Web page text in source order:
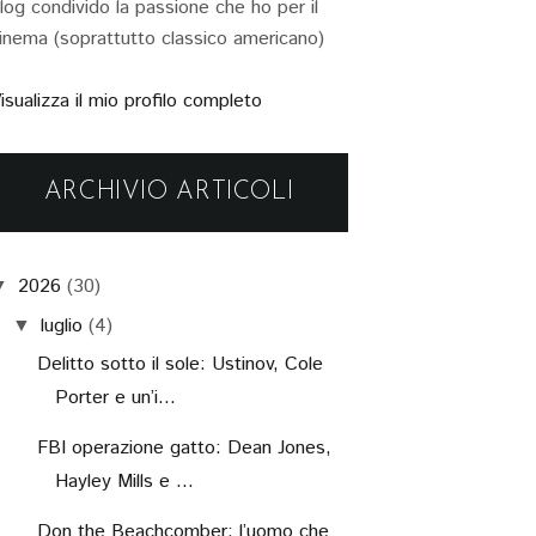
condivido la passione che ho per il
(soprattutto classico americano)
il mio profilo completo
ARCHIVIO ARTICOLI
2026 (30)
▼ luglio (4)
Delitto sotto il sole: Ustinov, Cole
Porter e un’i...
FBI operazione gatto: Dean Jones,
Hayley Mills e ...